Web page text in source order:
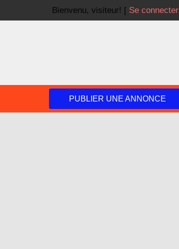
Bienvenu, visiteur! [ Se connecter
PUBLIER UNE ANNONCE